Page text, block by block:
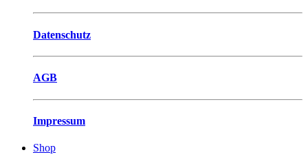
Datenschutz
AGB
Impressum
Shop